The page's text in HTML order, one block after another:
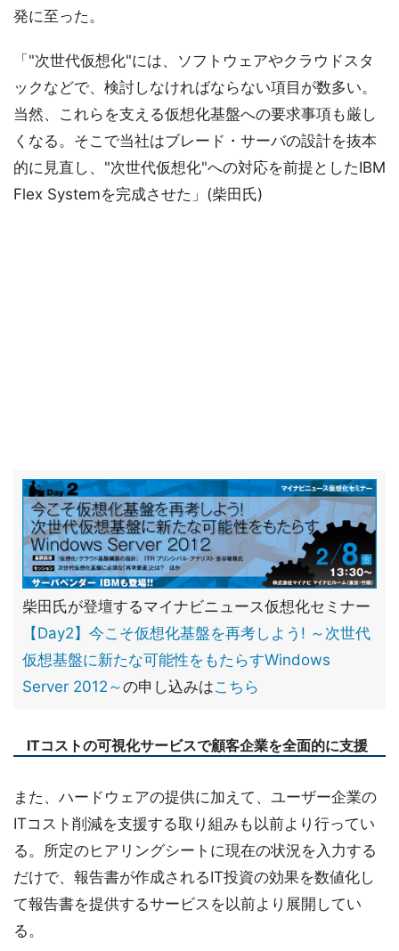
発に至った。
「"次世代仮想化"には、ソフトウェアやクラウドスタ
ックなどで、検討しなければならない項目が数多い。
当然、これらを支える仮想化基盤への要求事項も厳し
くなる。そこで当社はブレード・サーバの設計を抜本
的に見直し、"次世代仮想化"への対応を前提としたIBM
Flex Systemを完成させた」(柴田氏)
柴田氏が登壇するマイナビニュース仮想化セミナー
【Day2】今こそ仮想化基盤を再考しよう! ～次世代
仮想基盤に新たな可能性をもたらすWindows
Server 2012～の申し込みはこちら
ITコストの可視化サービスで顧客企業を全面的に支援
また、ハードウェアの提供に加えて、ユーザー企業の
ITコスト削減を支援する取り組みも以前より行ってい
る。所定のヒアリングシートに現在の状況を入力する
だけで、報告書が作成されるIT投資の効果を数値化し
て報告書を提供するサービスを以前より展開してい
る。